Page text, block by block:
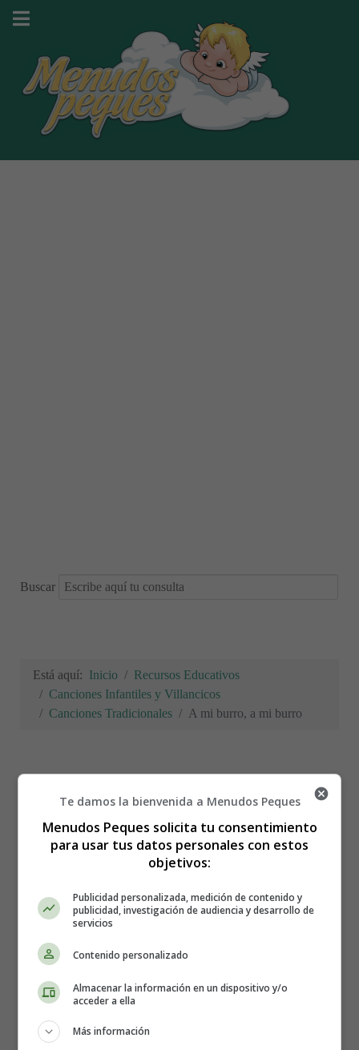
Buscar
Está aquí: Inicio
Recursos Educativos
Canciones Infantiles y Villancicos
Canciones Tradicionales
A mi burro, a mi burro
A mi burro, a mi burro
Letra de la canción "A mi
burro, a mi burro"
leduele la garganta
y el médico
le manda
una
Zapatito lilá, zapatito lilá.
Te damos la bienvenida a Menudos Peques
Menudos Peques solicita tu consentimiento
para usar tus datos personales con estos
objetivos:
Publicidad personalizada, medición de contenido y
publicidad, investigación de audiencia y desarrollo de
servicios
Contenido personalizado
Almacenar la información en un dispositivo y/o
acceder a ella
Más información